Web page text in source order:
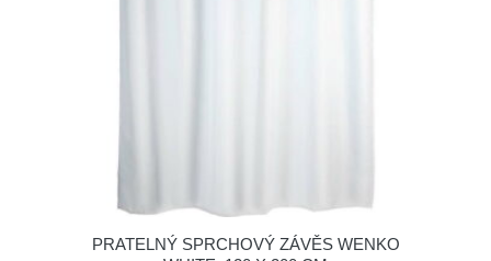
PRATELNÝ SPRCHOVÝ ZÁVĚS WENKO